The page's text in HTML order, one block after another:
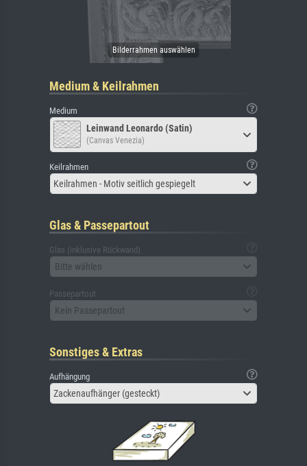
Medium & Keilrahmen
Medium
Leinwand Leonardo (Satin)
(Canvas Venezia)
Keilrahmen
Keilrahmen - Motiv seitlich gespiegelt
Glas & Passepartout
Glas (inklusive Rückwand)
Bitte wählen
Passepartout
Kein Passepartout
Sonstiges & Extras
Aufhängung
Zackenaufhänger (gesteckt)